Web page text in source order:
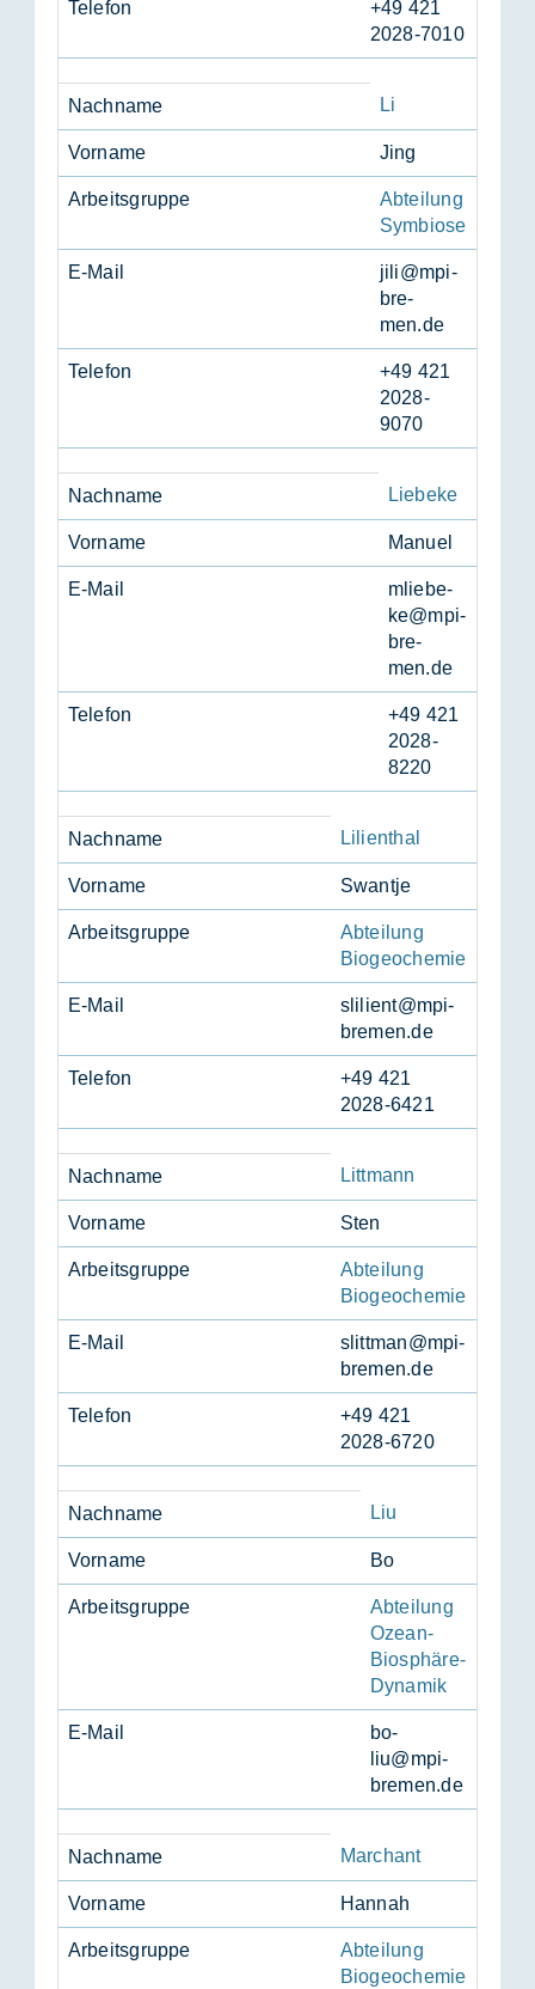
Te­le­fon
+49 421
2028-7010
Nach­na­me Li
Vor­na­me Jing
Ar­beits­grup­pe
Abteilung
Symbiose
E-Mail
jili@mpi-
bre­
men.de
Te­le­fon
+49 421
2028-
9070
Nach­na­me Liebeke
Vor­na­me Ma­nu­el
E-Mail
mlie­be­
ke@mpi-
bre­
men.de
Te­le­fon
+49 421
2028-
8220
Nach­na­me Lilienthal
Vor­na­me Swant­je
Ar­beits­grup­pe
Abteilung
Biogeochemie
E-Mail
sli­li­ent@mpi-
bre­men.de
Te­le­fon
+49 421
2028-6421
Nach­na­me Littmann
Vor­na­me Sten
Ar­beits­grup­pe
Abteilung
Biogeochemie
E-Mail
slitt­man@mpi-
bre­men.de
Te­le­fon
+49 421
2028-6720
Nach­na­me Liu
Vor­na­me Bo
Ar­beits­grup­pe
Abteilung
Ozean-
Biosphäre-
Dynamik
E-Mail
bo­
liu@mpi-
bre­men.de
Nach­na­me Marchant
Vor­na­me Han­nah
Ar­beits­grup­pe
Abteilung
Biogeochemie